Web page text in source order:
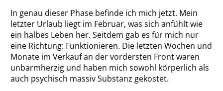
In genau dieser Phase befinde ich mich jetzt. Mein
letzter Urlaub liegt im Februar, was sich anfühlt wie
ein halbes Leben her. Seitdem gab es für mich nur
eine Richtung: Funktionieren. Die letzten Wochen und
Monate im Verkauf an der vordersten Front waren
unbarmherzig und haben mich sowohl körperlich als
auch psychisch massiv Substanz gekostet.